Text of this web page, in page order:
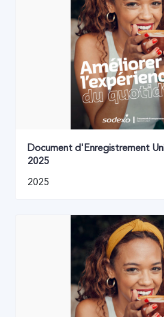
Document d'Enregistrement
2025
2025